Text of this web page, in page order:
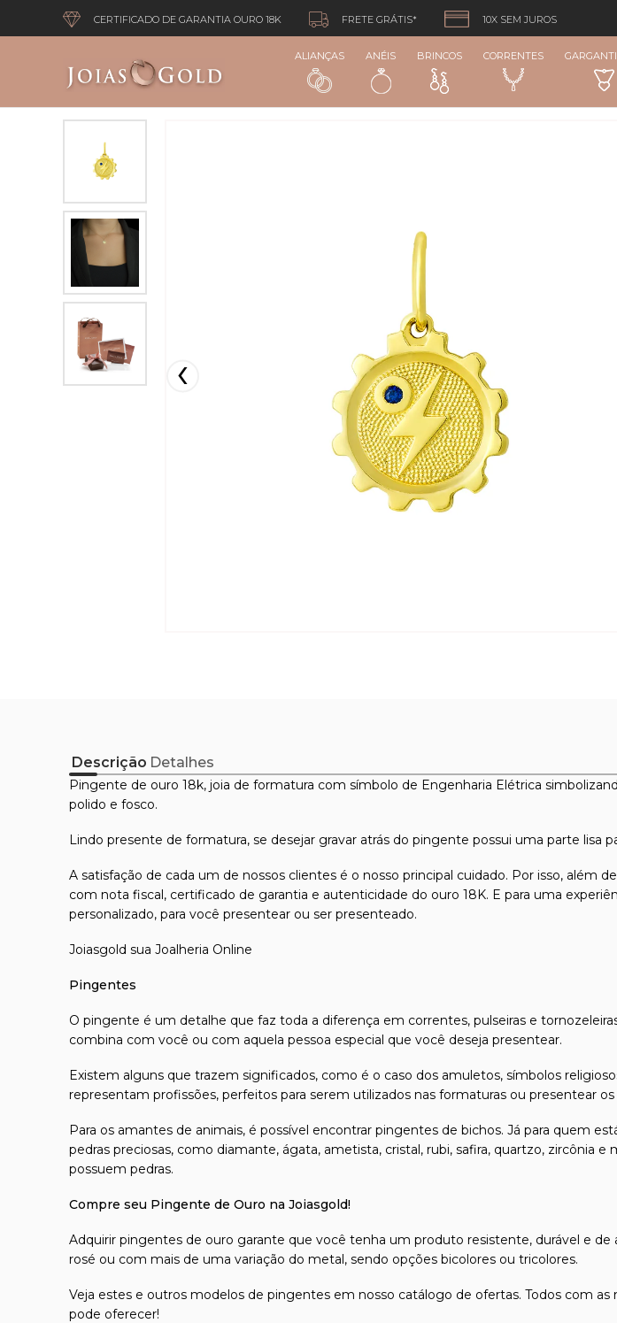
CERTIFICADO DE GARANTIA OURO 18K FRETE GRÁTIS* 10X SEM JUROS
ALIANÇAS ANÉIS BRINCOS CORRENTES
Descrição Detalhes
Pingente de ouro 18k, joia de formatura com símbolo de Engenharia Elétrica
polido e fosco.
Lindo presente de formatura, se desejar gravar atrás do pingente possui uma parte lisa
A satisfação de cada um de nossos clientes é o nosso principal cuidado. Por isso, além
com nota fiscal, certificado de garantia e autenticidade do ouro 18K. E para uma
personalizado, para você presentear ou ser presenteado.
Joiasgold sua Joalheria Online
Pingentes
O pingente é um detalhe que faz toda a diferença em correntes, pulseiras e
combina com você ou com aquela pessoa especial que você deseja presentear.
Existem alguns que trazem significados, como é o caso dos amuletos, símbolos
representam profissões, perfeitos para serem utilizados nas formaturas ou presentear
Para os amantes de animais, é possível encontrar pingentes de bichos. Já para quem
pedras preciosas, como diamante, ágata, ametista, cristal, rubi, safira, quartzo, zircônia
possuem pedras.
Compre seu Pingente de Ouro na Joiasgold!
Adquirir pingentes de ouro garante que você tenha um produto resistente, durável e de
rosé ou com mais de uma variação do metal, sendo opções bicolores ou tricolores.
Veja estes e outros modelos de pingentes em nosso catálogo de ofertas. Todos com
pode oferecer!